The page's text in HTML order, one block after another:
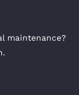
maintenance?